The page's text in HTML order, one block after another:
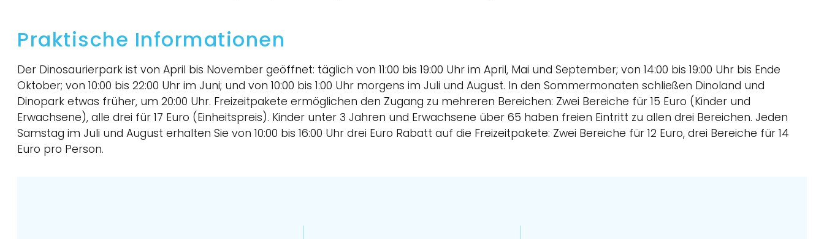
Praktische Informationen
Der Dinosaurierpark ist von April bis November geöffnet: täglich von 11:00 bis 19:00 Uhr im April, Mai und September; von 14:00 bis 19:00 Uhr bis Ende
Oktober; von 10:00 bis 22:00 Uhr im Juni; und von 10:00 bis 1:00 Uhr morgens im Juli und August. In den Sommermonaten schließen Dinoland und
Dinopark etwas früher, um 20:00 Uhr. Freizeitpakete ermöglichen den Zugang zu mehreren Bereichen: Zwei Bereiche für 15 Euro (Kinder und
Erwachsene), alle drei für 17 Euro (Einheitspreis). Kinder unter 3 Jahren und Erwachsene über 65 haben freien Eintritt zu allen drei Bereichen. Jeden
Samstag im Juli und August erhalten Sie von 10:00 bis 16:00 Uhr drei Euro Rabatt auf die Freizeitpakete: Zwei Bereiche für 12 Euro, drei Bereiche für 14
Euro pro Person.